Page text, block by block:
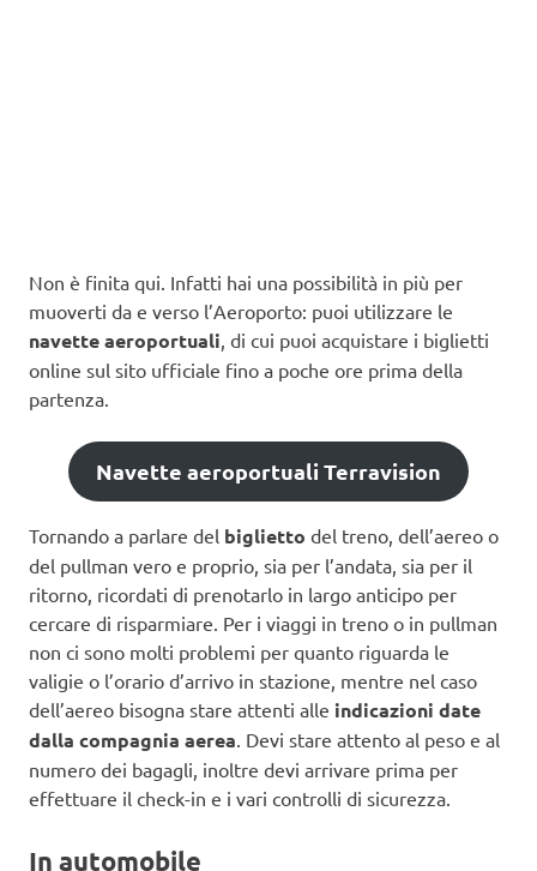
Non è finita qui. Infatti hai una possibilità in più per
muoverti da e verso l’Aeroporto: puoi utilizzare le
navette aeroportuali, di cui puoi acquistare i biglietti
online sul sito ufficiale fino a poche ore prima della
partenza.
Navette aeroportuali Terravision
Tornando a parlare del biglietto del treno, dell’aereo o
del pullman vero e proprio, sia per l’andata, sia per il
ritorno, ricordati di prenotarlo in largo anticipo per
cercare di risparmiare. Per i viaggi in treno o in pullman
non ci sono molti problemi per quanto riguarda le
valigie o l’orario d’arrivo in stazione, mentre nel caso
dell’aereo bisogna stare attenti alle indicazioni date
dalla compagnia aerea . Devi stare attento al peso e al
numero dei bagagli, inoltre devi arrivare prima per
effettuare il check-in e i vari controlli di sicurezza.
In automobile